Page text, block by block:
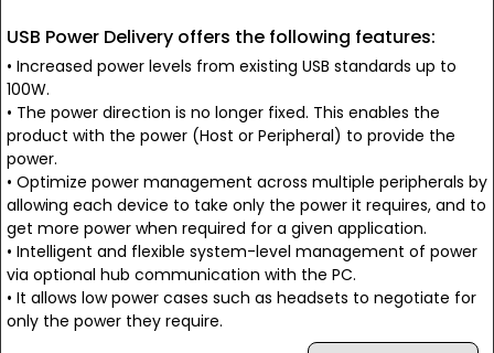
USB Power Delivery offers the following features:
• Increased power levels from existing USB standards up to
100W.
• The power direction is no longer fixed. This enables the
product with the power (Host or Peripheral) to provide the
power.
• Optimize power management across multiple peripherals by
allowing each device to take only the power it requires, and to
get more power when required for a given application.
• Intelligent and flexible system-level management of power
via optional hub communication with the PC.
• It allows low power cases such as headsets to negotiate for
only the power they require.